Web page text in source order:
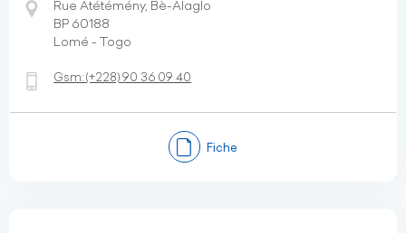
Rue Atétémény, Bè-Alaglo
BP 60188
Lomé - Togo
Gsm:(+228)90 36 09 40
Fiche